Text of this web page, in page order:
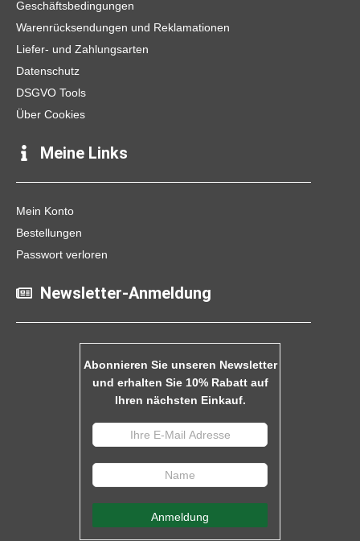
Geschäftsbedingungen
Warenrücksendungen und Reklamationen
Liefer- und Zahlungsarten
Datenschutz
DSGVO Tools
Über Cookies
Meine Links
Mein Konto
Bestellungen
Passwort verloren
Newsletter-Anmeldung
Abonnieren Sie unseren Newsletter
und erhalten Sie 10% Rabatt auf
Ihren nächsten Einkauf.